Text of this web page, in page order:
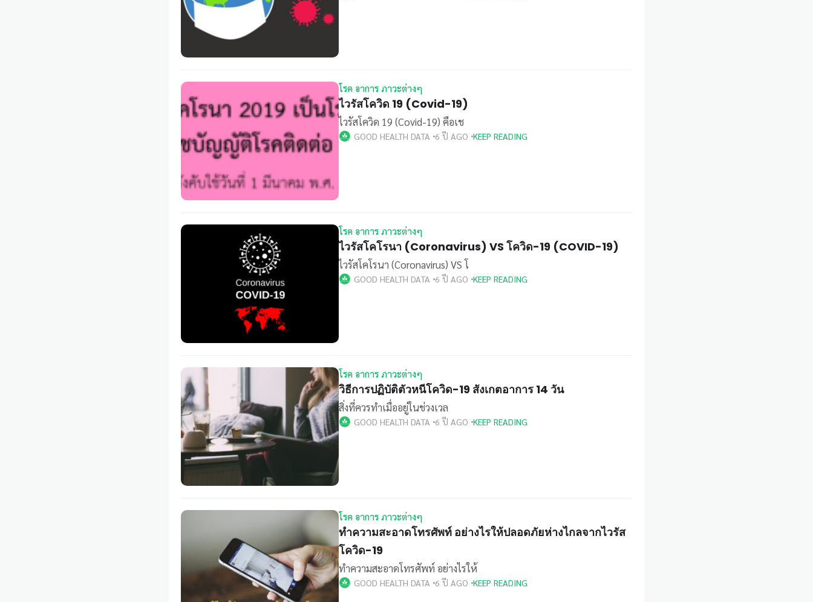
โรค อาการ ภาวะต่างๆ
ไวรัสโควิด 19 (Covid-19)
ไวรัสโควิด 19 (Covid-19) คือเช
GOOD HEALTH DATA 6 ปี AGO KEEP READING
โรค อาการ ภาวะต่างๆ
ไวรัสโคโรนา (Coronavirus) VS โควิด-19 (COVID-19)
ไวรัสโคโรนา (Coronavirus) VS โ
GOOD HEALTH DATA 6 ปี AGO KEEP READING
โรค อาการ ภาวะต่างๆ
วิธีการปฏิบัติตัวหนีโควิด-19 สังเกตอาการ 14 วัน
สิ่งที่ควรทำเมื่ออยู่ในช่วงเวล
GOOD HEALTH DATA 6 ปี AGO KEEP READING
โรค อาการ ภาวะต่างๆ
ทำความสะอาดโทรศัพท์ อย่างไรให้ปลอดภัยห่างไกลจากไวรัส
โควิด-19
ทำความสะอาดโทรศัพท์ อย่างไรให้
GOOD HEALTH DATA 6 ปี AGO KEEP READING